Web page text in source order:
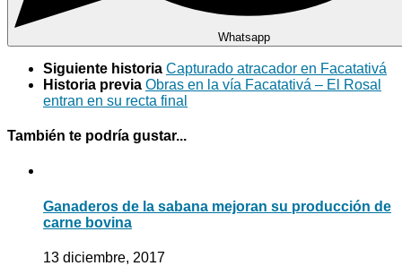
Whatsapp
Siguiente historia Capturado atracador en Facatativá
Historia previa Obras en la vía Facatativá – El Rosal
entran en su recta final
También te podría gustar...
Ganaderos de la sabana mejoran su producción de
carne bovina
13 diciembre, 2017